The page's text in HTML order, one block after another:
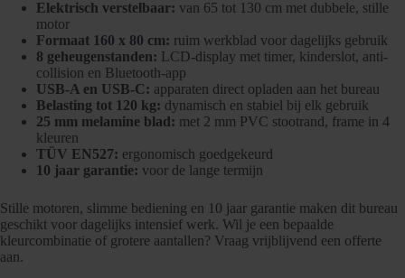
Elektrisch verstelbaar: van 65 tot 130 cm met dubbele, stille
motor
Formaat 160 x 80 cm: ruim werkblad voor dagelijks gebruik
8 geheugenstanden: LCD-display met timer, kinderslot, anti-
collision en Bluetooth-app
USB-A en USB-C: apparaten direct opladen aan het bureau
Belasting tot 120 kg: dynamisch en stabiel bij elk gebruik
25 mm melamine blad: met 2 mm PVC stootrand, frame in 4
kleuren
TÜV EN527: ergonomisch goedgekeurd
10 jaar garantie: voor de lange termijn
Stille motoren, slimme bediening en 10 jaar garantie maken dit bureau
geschikt voor dagelijks intensief werk. Wil je een bepaalde
kleurcombinatie of grotere aantallen? Vraag vrijblijvend een offerte
aan.